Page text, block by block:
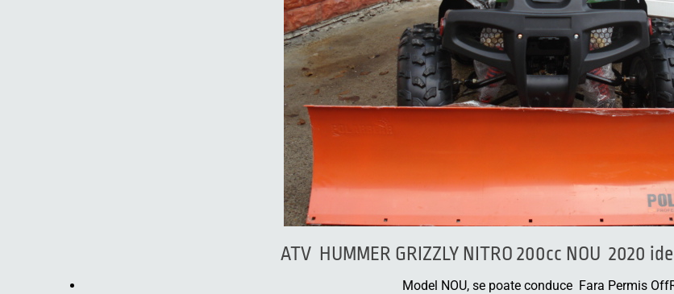
ATV HUMMER GRIZZLY NITRO 200cc NOU 2020
Model NOU, se poate conduce Fara Permis